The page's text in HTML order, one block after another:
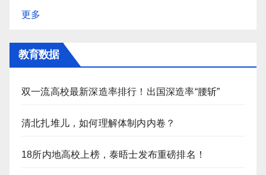
更多
教育数据
双一流高校最新深造率排行！出国深造率“腰斩”
清北扎堆儿，如何理解体制内内卷？
18所内地高校上榜，泰晤士发布重磅排名！